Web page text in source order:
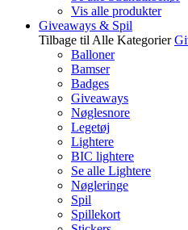
Vis alle produkter
Giveaways & Spil
Tilbage til Alle Kategorier
Balloner
Bamser
Badges
Giveaways
Nøglesnore
Legetøj
Lightere
BIC lightere
Se alle Lightere
Nøgleringe
Spil
Spillekort